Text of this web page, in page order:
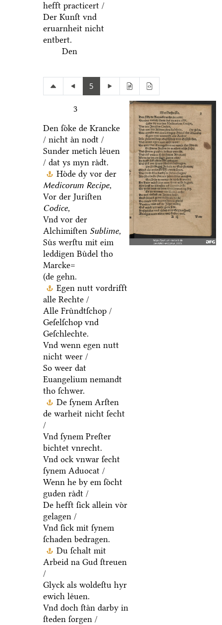
hefft practicert /
Der Kunſt vnd
eruarnheit nicht
entbert.
Den
5
3
Den ſoͤke de Krancke
/ nicht aͤn nodt /
Sunder metich leͤuen
/ dat ys myn raͤdt.
Hoͤde dy vor der
Medicorum Recipe,
Vor der Juriſten
Codice,
Vnd vor der
Alchimiſten Sublime,
Suͤs werſtu mit eim
leddigen Buͤdel tho
Marcke=
(de gehn.
Egen nutt vordrifft
alle Rechte /
Alle Fruͤndtſchop /
Geſelſchop vnd
Geſchlechte.
Vnd wenn egen nutt
nicht weer /
So weer dat
Euangelium nemandt
tho ſchwer.
De ſynem Arſten
de warheit nicht ſecht
/
Vnd ſynem Preſter
bichtet vnrecht.
Vnd ock vnwar ſecht
ſynem Aduocat /
Wenn he by em ſoͤcht
guden raͤdt /
De hefft ſick allein voͤr
gelagen /
Vnd ſick mit ſynem
ſchaden bedragen.
Du ſchalt mit
Arbeid na Gud ſtreuen
/
Glyck als woldeſtu hyr
ewich leͤuen.
Vnd doch ſtaͤn darby in
ſteden ſorgen /